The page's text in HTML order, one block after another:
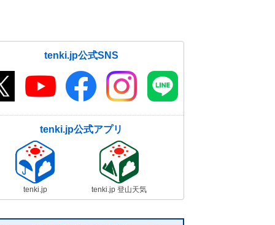
tenki.jp公式SNS
tenki.jp公式アプリ
tenki.jp tenki.jp 登山天気